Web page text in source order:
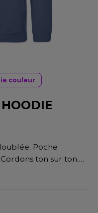
couleur
ton sur ton.
Étiquette